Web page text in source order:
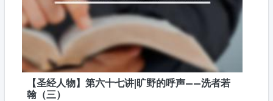
【圣经人物】第六十七讲|旷野的呼声——洗者若
翰（三）